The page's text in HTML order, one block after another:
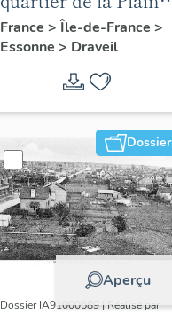
des Sables
France > Île-de-France >
Essonne > Draveil
Dossier
Aperçu
Dossier IA91000589 | Réalisé par